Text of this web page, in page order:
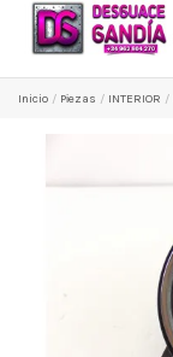
Inicio Pіezas INTERIOR